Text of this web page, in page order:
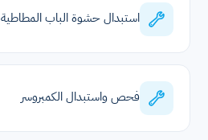
استبدال حشوة الباب المطاطية
فحص واستبدال الكمبروسر